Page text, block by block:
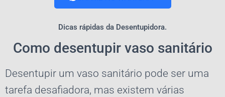
Dicas rápidas da Desentupidora.
Como desentupir vaso sanitário
Desentupir um vaso sanitário pode ser uma
tarefa desafiadora, mas existem várias